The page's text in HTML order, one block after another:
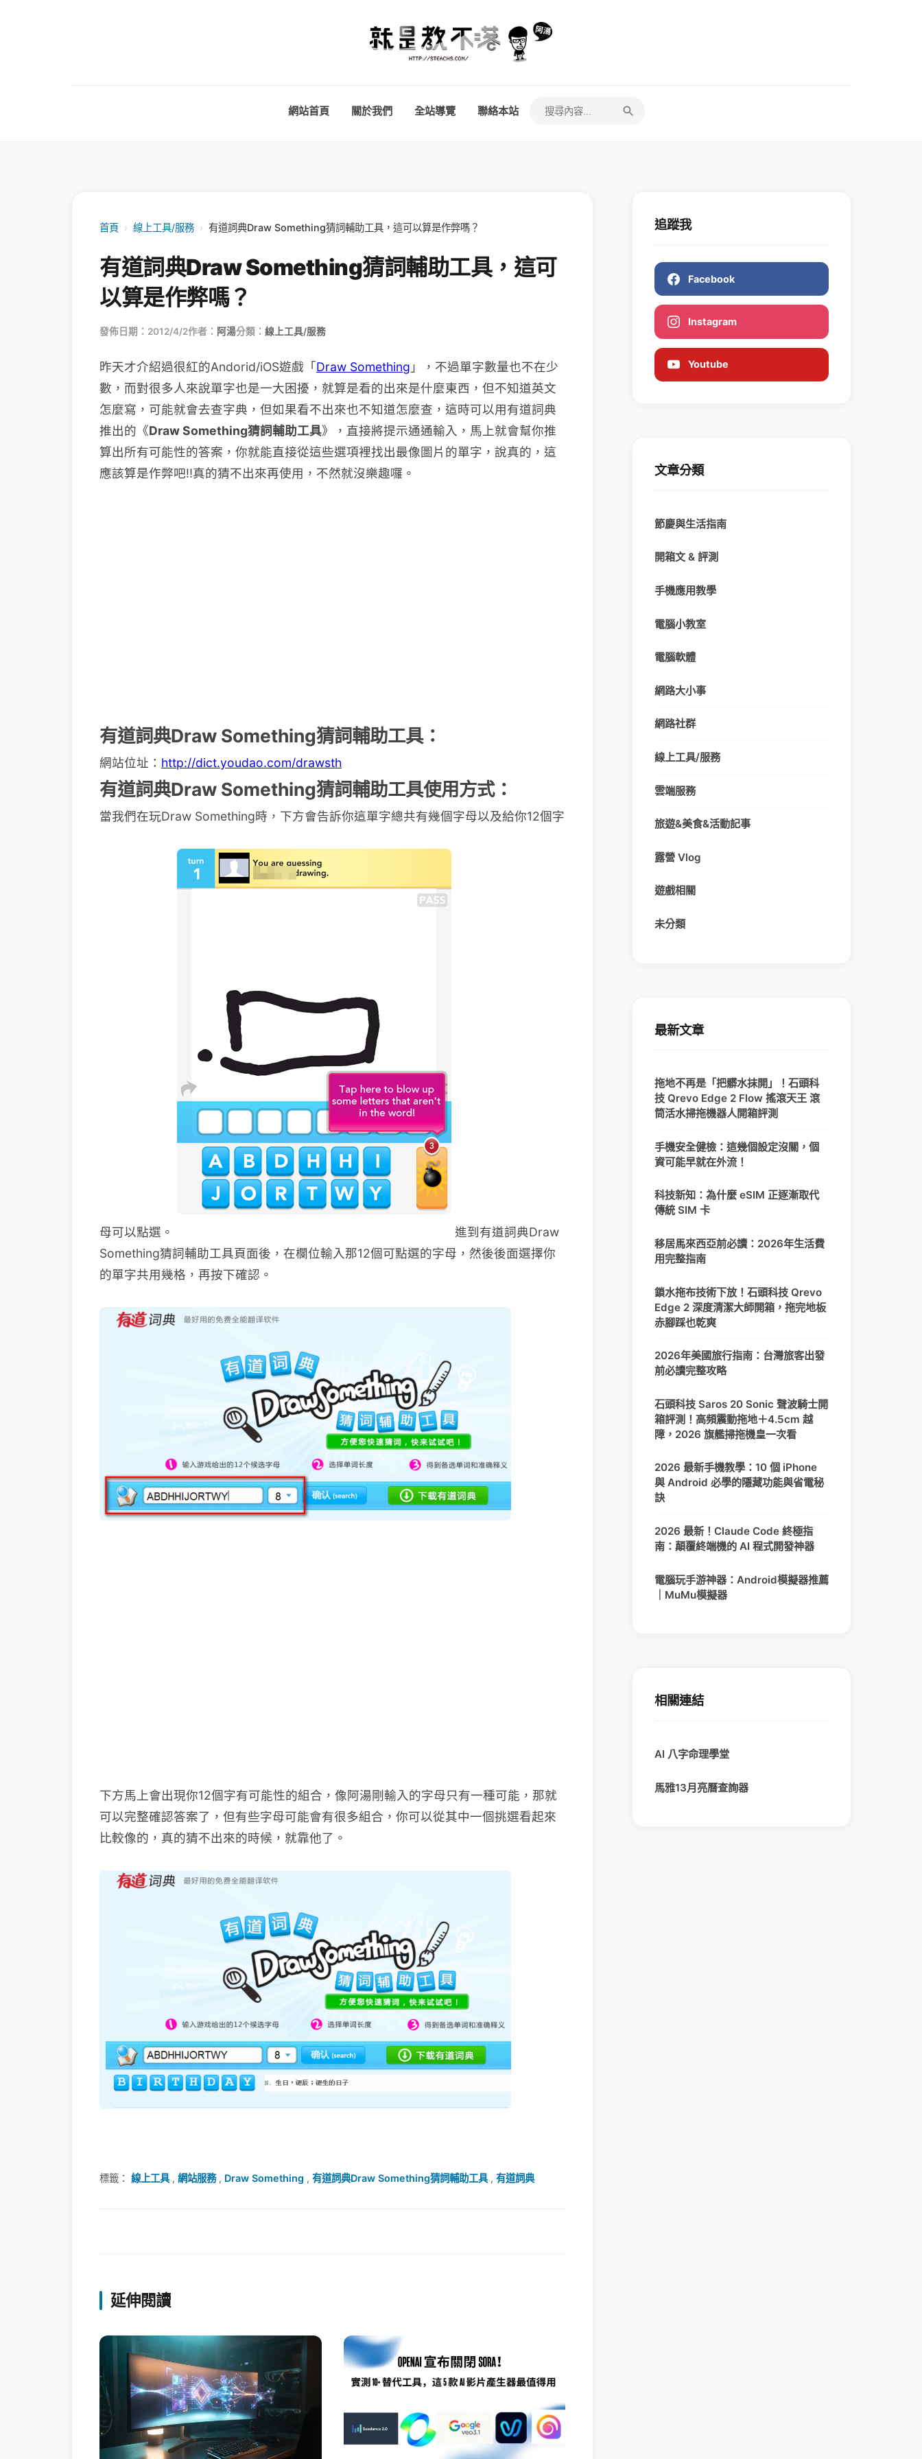
網站首頁 關於我們 全站導覽 聯絡本站
首頁 › 線上工具/服務 › 有道詞典Draw Something猜詞輔助工具，這可以算是作弊嗎？
有道詞典Draw Something猜詞輔助工具，這可
以算是作弊嗎？
發佈日期：2012/4/2作者： 阿湯分類： 線上工具/服務
昨天才介紹過很紅的Andorid/iOS遊戲「Draw Something 」，不過單字數量也不在少
數，而對很多人來說單字也是一大困擾，就算是看的出來是什麼東西，但不知道英文
怎麼寫，可能就會去查字典，但如果看不出來也不知道怎麼查，這時可以用有道詞典
推出的《Draw Something猜詞輔助工具》，直接將提示通通輸入，馬上就會幫你推
算出所有可能性的答案，你就能直接從這些選項裡找出最像圖片的單字，說真的，這
應該算是作弊吧!!真的猜不出來再使用，不然就沒樂趣囉。
有道詞典Draw Something猜詞輔助工具：
網站位址： http://dict.youdao.com/drawsth
有道詞典Draw Something猜詞輔助工具使用方式：
當我們在玩Draw Something時，下方會告訴你這單字總共有幾個字母以及給你12個字
母可以點選。
進到有道詞典Draw
Something猜詞輔助工具頁面後，在欄位輸入那12個可點選的字母，然後後面選擇你
的單字共用幾格，再按下確認。
下方馬上會出現你12個字有可能性的組合，像阿湯剛輸入的字母只有一種可能，那就
可以完整確認答案了，但有些字母可能會有很多組合，你可以從其中一個挑選看起來
比較像的，真的猜不出來的時候，就靠他了。
標籤： 線上工具, 網站服務, Draw Something , 有道詞典Draw Something猜詞輔助工具, 有道詞典
延伸閱讀
追蹤我
Facebook
Instagram
Youtube
文章分類
節慶與生活指南
開箱文 & 評測
手機應用教學
電腦小教室
電腦軟體
網路大小事
網路社群
線上工具/服務
雲端服務
旅遊&美食&活動記事
露營 Vlog
遊戲相關
未分類
最新文章
拖地不再是「把髒水抹開」！石頭科
技 Qrevo Edge 2 Flow 搖滾天王 滾
筒活水掃拖機器人開箱評測
手機安全健檢：這幾個設定沒關，個
資可能早就在外流！
科技新知：為什麼 eSIM 正逐漸取代
傳統 SIM 卡
移居馬來西亞前必讀：2026年生活費
用完整指南
鎖水拖布技術下放！石頭科技 Qrevo
Edge 2 深度清潔大師開箱，拖完地板
赤腳踩也乾爽
2026年美國旅行指南：台灣旅客出發
前必讀完整攻略
石頭科技 Saros 20 Sonic 聲波騎士開
箱評測！高頻震動拖地＋4.5cm 越
障，2026 旗艦掃拖機皇一次看
2026 最新手機教學：10 個 iPhone
與 Android 必學的隱藏功能與省電秘
訣
2026 最新！Claude Code 終極指
南：顛覆終端機的 AI 程式開發神器
電腦玩手游神器：Android模擬器推薦
｜MuMu模擬器
相關連結
AI 八字命理學堂
馬雅13月亮曆查詢器